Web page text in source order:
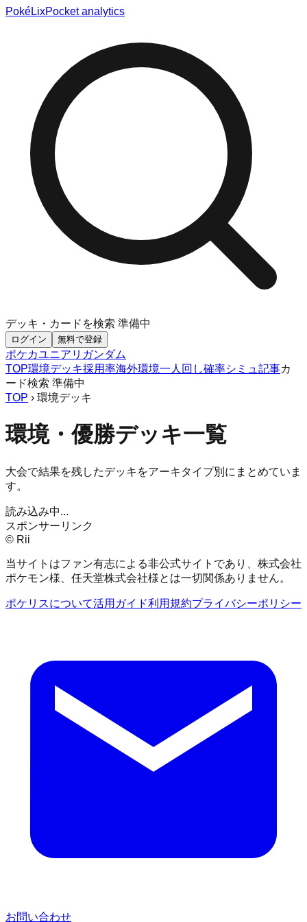
PokéLixPocket analytics
デッキ・カードを検索 準備中
ログイン 無料で登録
ポケカユニアリ ガンダム
TOP環境デッキ採用率海外環境一人回し確率シミュ 記事カ
ード検索 準備中
TOP › 環境デッキ
環境・優勝デッキ一覧
大会で結果を残したデッキをアーキタイプ別にまとめていま
す。
読み込み中...
スポンサーリンク
© Rii
当サイトはファン有志による非公式サイトであり、株式会社
ポケモン様、任天堂株式会社様とは一切関係ありません。
ポケリスについて活用ガイド利用規約プライバシーポリシー
お問い合わせ